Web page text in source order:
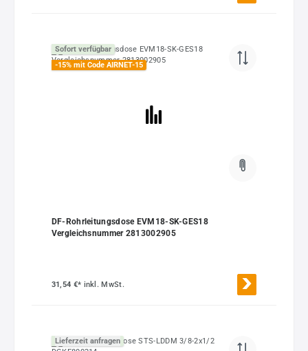
Sofort verfügbar
-15% mit Code AIRNET-15
DF-Rohrleitungsdose EVM18-SK-GES18
Vergleichsnummer 2813002905
31,54 €* inkl. MwSt.
Lieferzeit anfragen